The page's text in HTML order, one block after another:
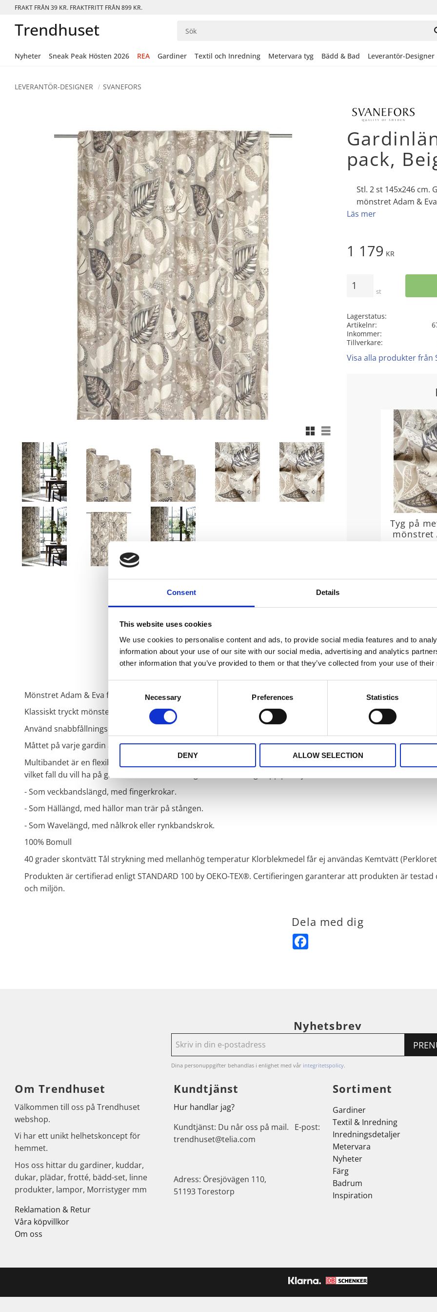
Consent Details
This website uses cookies
We use cookies to personalise content and ads, to provide social media features and to
information about your use of our site with our social media, advertising and analytics
other information that you’ve provided to them or that they’ve collected from your use of
Necessary Preferences Statistics
DENY ALLOW SELECTION
FRAKT FRÅN 39 KR. FRAKTFRITT FRÅN 899 KR.
Trendhuset
Nyheter Sneak Peak Hösten 2026 REA Gardiner Textil och Inredning Metervara tyg Bädd & Bad Leverantör-Designer
LEVERANTÖR-DESIGNER SVANEFORS
pack,
Stl. 2 st 145x246
mönstret Adam &
Läs mer
Rutnätsvy
Listvy
1 179 KR
st
Lagerstatus
Artikelnr
Inkommer
Tillverkare
Visa alla produkter från
Tyg på
mönstret
slingrande
växter.
Mönstret Adam & Eva finns i många olika produkter följ länkenADAM & EVA
så hittar du alla produkter
Klassiskt tryckt mönster i ny tappning. 2 pack gardinlängder med multiband i ovankant, fållade långsidor och
Använd snabbfållningsband för att få rätt längd på gardinen.
Måttet på varje gardin är 145*250cm.
Multibandet är en flexibel lösning som gör att gardinen kan hängas upp antingen med fingerkrokar, räkor eller
vilket fall du vill ha på gardinen. Multibandslängder kan du hänga upp på följande olika sätt:
- Som veckbandslängd, med fingerkrokar.
- Som Hällängd, med hällor man trär på stången.
- Som Wavelängd, med nålkrok eller rynkbandskrok.
100% Bomull
40 grader skontvätt Tål strykning med mellanhög temperatur Klorblekmedel får ej användas Kemtvätt
Produkten är certifierad enligt STANDARD 100 by OEKO-TEX®. Certifieringen garanterar att produkten är
och miljön.
Dela med dig
Nyhetsbrev
Dina personuppgifter behandlas i enlighet med vår integritetspolicy.
Om Trendhuset
Välkommen till oss på Trendhuset
webshop.
Vi har ett unikt helhetskoncept för
hemmet.
Hos oss hittar du gardiner, kuddar,
dukar, plädar, frotté, bädd-set, linne
produkter, lampor, Morristyger mm
Reklamation & Retur
Våra köpvillkor
Om oss
Kundtjänst
Hur handlar jag?
Kundtjänst: Du når oss på mail. E-post:
trendhuset@telia.com
Adress: Öresjövägen 110,
51193 Torestorp
Sortiment
Gardiner
Textil & Inredning
Inredningsdetaljer
Metervara
Nyheter
Färg
Badrum
Inspiration